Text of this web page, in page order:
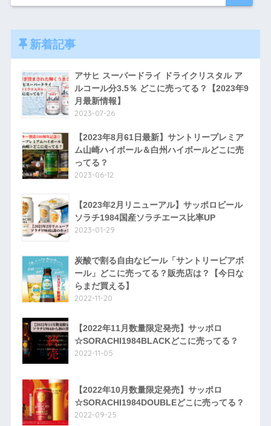
新着記事
アサヒ スーパードライ ドライクリスタル ア
ルコール分3.5％ どこに売ってる？【2023年9
月最新情報】
2023-07-26
【2023年8月61日最新】サントリープレミア
ム山崎ハイボール＆白州ハイボールどこに売
ってる？
2023-06-12
【2023年2月リニューアル】サッポロビール
ソラチ1984国産ソラチエース比率UP
2023-01-29
炭酸で割る自由なビール「サントリービアボ
ール」どこに売ってる？販売店は？【今日な
らまだ買える】
2022-11-20
【2022年11月数量限定発売】サッポロ
☆SORACHI1984BLACKどこに売ってる？
2022-11-05
【2022年10月数量限定発売】サッポロ
☆SORACHI1984DOUBLEどこに売ってる？
2022-09-25